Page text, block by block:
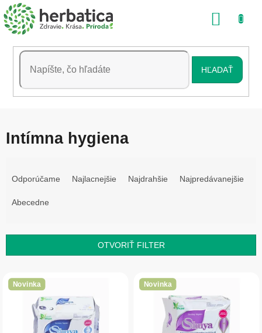
Prejsť
na
obsah
HĽADAŤ
Intímna hygiena
p
o
d
Odporúčame Najlacnejšie Najdrahšie Najpredávanejšie
Abecedne
OTVORIŤ FILTER
ý Novinka Novinka